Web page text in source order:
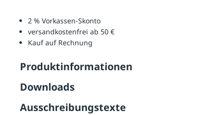
2 % Vorkassen-Skonto
versandkostenfrei ab 50 €
Kauf auf Rechnung
Produktinformationen
Downloads
Ausschreibungstexte